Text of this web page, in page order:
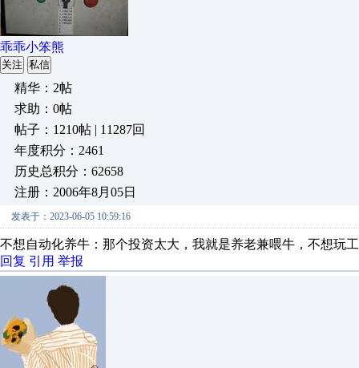
乖乖小笨熊
关注 私信
精华：2帖
求助：0帖
帖子：1210帖 | 11287回
年度积分：2461
历史总积分：62658
注册：2006年8月05日
发表于：2023-06-05 10:59:16
不想自动化养牛：那个投资太大，我就是养老兼喂牛，不想玩
回复 引用 举报